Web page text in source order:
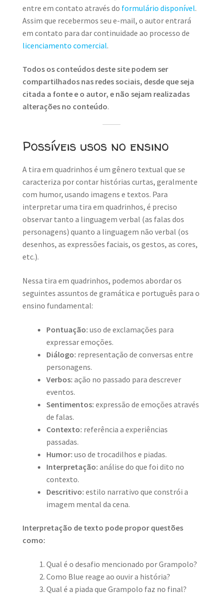
entre em contato através do formulário disponível.
Assim que recebermos seu e-mail, o autor entrará
em contato para dar continuidade ao processo de
licenciamento comercial.
Todos os conteúdos deste site podem ser
compartilhados nas redes sociais, desde que seja
citada a fonte e o autor, e não sejam realizadas
alterações no conteúdo.
Possíveis usos no ensino
A tira em quadrinhos é um gênero textual que se
caracteriza por contar histórias curtas, geralmente
com humor, usando imagens e textos. Para
interpretar uma tira em quadrinhos, é preciso
observar tanto a linguagem verbal (as falas dos
personagens) quanto a linguagem não verbal (os
desenhos, as expressões faciais, os gestos, as cores,
etc.).
Nessa tira em quadrinhos, podemos abordar os
seguintes assuntos de gramática e português para o
ensino fundamental:
Pontuação: uso de exclamações para
expressar emoções.
Diálogo: representação de conversas entre
personagens.
Verbos: ação no passado para descrever
eventos.
Sentimentos: expressão de emoções através
de falas.
Contexto: referência a experiências
passadas.
Humor: uso de trocadilhos e piadas.
Interpretação: análise do que foi dito no
contexto.
Descritivo: estilo narrativo que constrói a
imagem mental da cena.
Interpretação de texto pode propor questões
como:
Qual é o desafio mencionado por Grampolo?
Como Blue reage ao ouvir a história?
Qual é a piada que Grampolo faz no final?